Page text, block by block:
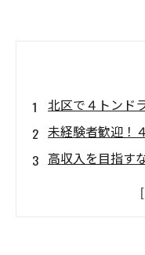
北区で４トンド
未経験者歓迎！
高収入を目指す